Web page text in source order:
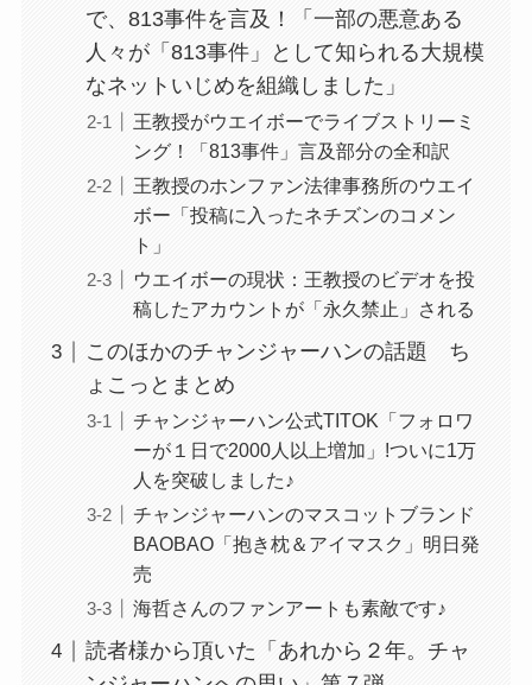
で、813事件を言及！「一部の悪意ある
人々が「813事件」として知られる大規模
なネットいじめを組織しました」
王教授がウエイボーでライブストリーミ
ング！「813事件」言及部分の全和訳
王教授のホンファン法律事務所のウエイ
ボー「投稿に入ったネチズンのコメン
ト」
ウエイボーの現状：王教授のビデオを投
稿したアカウントが「永久禁止」される
このほかのチャンジャーハンの話題 ち
ょこっとまとめ
チャンジャーハン公式TITOK「フォロワ
ーが１日で2000人以上増加」!ついに1万
人を突破しました♪
チャンジャーハンのマスコットブランド
BAOBAO「抱き枕＆アイマスク」明日発
売
海哲さんのファンアートも素敵です♪
読者様から頂いた「あれから２年。チャ